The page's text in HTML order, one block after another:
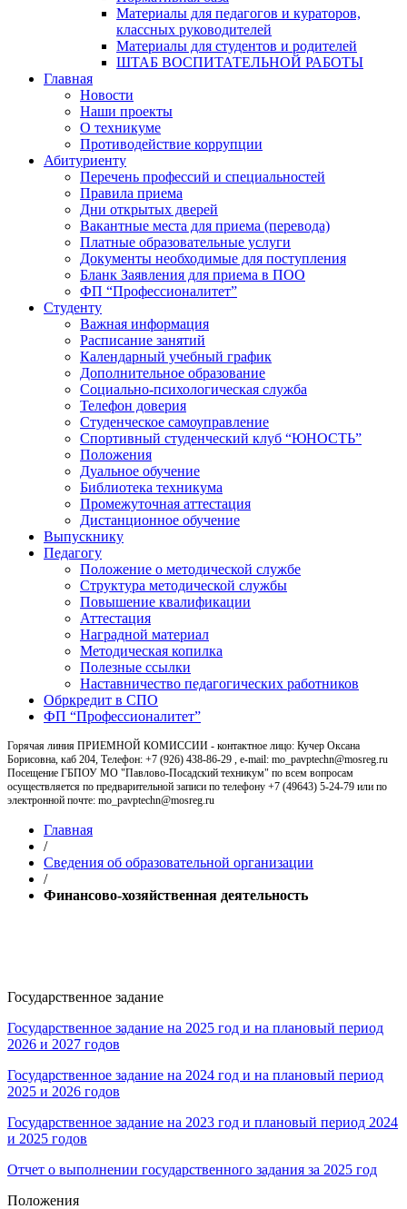
Материалы для педагогов и кураторов,
классных руководителей
Материалы для студентов и родителей
ШТАБ ВОСПИТАТЕЛЬНОЙ РАБОТЫ
Главная
Новости
Наши проекты
О техникуме
Противодействие коррупции
Абитуриенту
Перечень профессий и специальностей
Правила приема
Дни открытых дверей
Вакантные места для приема (перевода)
Платные образовательные услуги
Документы необходимые для поступления
Бланк Заявления для приема в ПОО
ФП “Профессионалитет”
Студенту
Важная информация
Расписание занятий
Календарный учебный график
Дополнительное образование
Социально-психологическая служба
Телефон доверия
Студенческое самоуправление
Спортивный студенческий клуб “ЮНОСТЬ”
Положения
Дуальное обучение
Библиотека техникума
Промежуточная аттестация
Дистанционное обучение
Выпускнику
Педагогу
Положение о методической службе
Структура методической службы
Повышение квалификации
Аттестация
Наградной материал
Методическая копилка
Полезные ссылки
Наставничество педагогических работников
Обркредит в СПО
ФП “Профессионалитет”
Горячая линия ПРИЕМНОЙ КОМИССИИ - контактное лицо: Кучер Оксана
Борисовна, каб 204, Телефон: +7 (926) 438-86-29 , e-mail: mo_pavptechn@mosreg.ru
Посещение ГБПОУ МО "Павлово-Посадский техникум" по всем вопросам
осуществляется по предварительной записи по телефону +7 (49643) 5-24-79 или по
электронной почте: mo_pavptechn@mosreg.ru
Главная
/
Сведения об образовательной организации
/
Финансово-хозяйственная деятельность
Государственное задание
Государственное задание на 2025 год и на плановый период
2026 и 2027 годов
Государственное задание на 2024 год и на плановый период
2025 и 2026 годов
Государственное задание на 2023 год и плановый период 2024
и 2025 годов
Отчет о выполнении государственного задания за 2025 год
Положения